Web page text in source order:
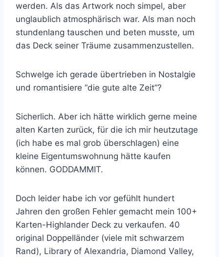
werden. Als das Artwork noch simpel, aber
unglaublich atmosphärisch war. Als man noch
stundenlang tauschen und beten musste, um
das Deck seiner Träume zusammenzustellen.
Schwelge ich gerade übertrieben in Nostalgie
und romantisiere “die gute alte Zeit”?
Sicherlich. Aber ich hätte wirklich gerne meine
alten Karten zurück, für die ich mir heutzutage
(ich habe es mal grob überschlagen) eine
kleine Eigentumswohnung hätte kaufen
können. GODDAMMIT.
Doch leider habe ich vor gefühlt hundert
Jahren den großen Fehler gemacht mein 100+
Karten-Highlander Deck zu verkaufen. 40
original Doppelländer (viele mit schwarzem
Rand), Library of Alexandria, Diamond Valley,